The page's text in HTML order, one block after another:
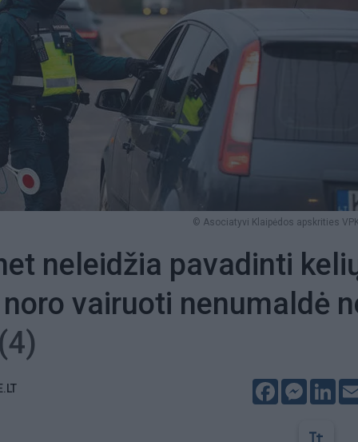
© Asociatyvi Klaipėdos apskrities
neleidžia pavadinti
vairuoti nenumaldė
(4)
Facebook